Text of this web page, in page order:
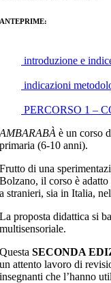
ANTEPRIME:
introduzione e
indicazioni
PERCORSO 1 –
AMBARABÀ è un corso
primaria (6-10 anni).
Frutto di una
Bolzano, il corso è adatto
a stranieri, sia in Italia,
La proposta didattica si
multisensoriale.
QuestaSECONDA
un attento lavoro di
insegnanti che l’hanno